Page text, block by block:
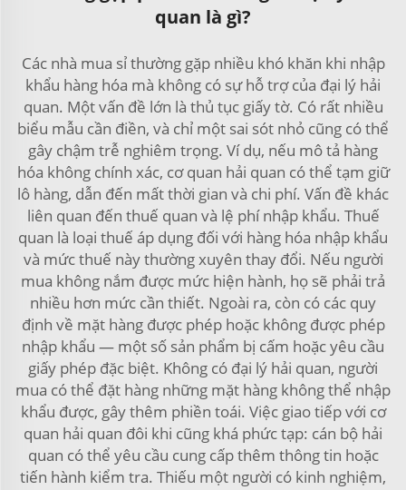
quan là gì?
Các nhà mua sỉ thường gặp nhiều khó khăn khi nhập
khẩu hàng hóa mà không có sự hỗ trợ của đại lý hải
quan. Một vấn đề lớn là thủ tục giấy tờ. Có rất nhiều
biểu mẫu cần điền, và chỉ một sai sót nhỏ cũng có thể
gây chậm trễ nghiêm trọng. Ví dụ, nếu mô tả hàng
hóa không chính xác, cơ quan hải quan có thể tạm giữ
lô hàng, dẫn đến mất thời gian và chi phí. Vấn đề khác
liên quan đến thuế quan và lệ phí nhập khẩu. Thuế
quan là loại thuế áp dụng đối với hàng hóa nhập khẩu
và mức thuế này thường xuyên thay đổi. Nếu người
mua không nắm được mức hiện hành, họ sẽ phải trả
nhiều hơn mức cần thiết. Ngoài ra, còn có các quy
định về mặt hàng được phép hoặc không được phép
nhập khẩu — một số sản phẩm bị cấm hoặc yêu cầu
giấy phép đặc biệt. Không có đại lý hải quan, người
mua có thể đặt hàng những mặt hàng không thể nhập
khẩu được, gây thêm phiền toái. Việc giao tiếp với cơ
quan hải quan đôi khi cũng khá phức tạp: cán bộ hải
quan có thể yêu cầu cung cấp thêm thông tin hoặc
tiến hành kiểm tra. Thiếu một người có kinh nghiệm,